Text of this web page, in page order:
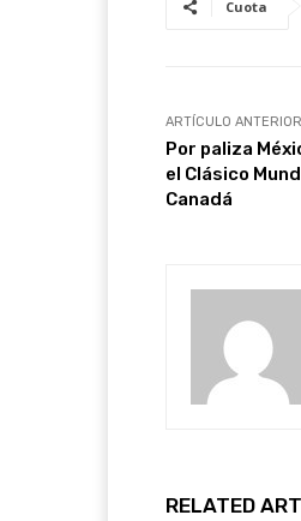
Cuota
ARTÍCULO ANTERIOR
Por paliza
el Clásico
Canadá
RELATED